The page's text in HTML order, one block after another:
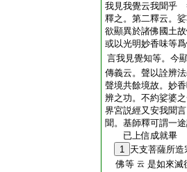
我見我覺云我聞乎
釋之。第二釋云。
欲顯異於諸佛國土
或以光明妙香味等
言我見覺知等。今
傳義云。聲以詮辨
聲境共餘境故。妙
辨之功。不約娑婆
界宮説經又安我聞
聞。基師釋可謂一
已上信成就畢
1 天支菩薩所
佛等 云 是如來滅